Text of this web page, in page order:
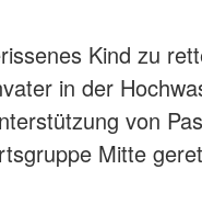
Kind zu
in der
von
Mitte